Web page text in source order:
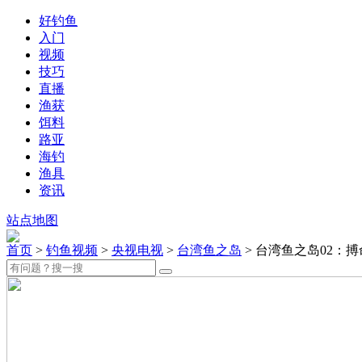
好钓鱼
入门
视频
技巧
直播
渔获
饵料
路亚
海钓
渔具
资讯
站点地图
首页 > 钓鱼视频 > 央视电视 > 台湾鱼之岛 > 台湾鱼之岛02：